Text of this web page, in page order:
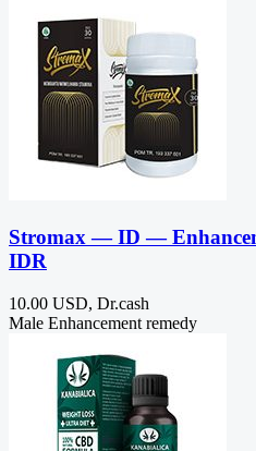
Stromax — ID —
IDR
10.00 USD, Dr.cash
Male Enhancement remedy